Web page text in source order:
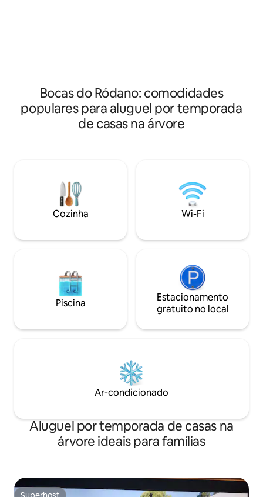
e terraço.Bocas do Ródano: comodidades
populares para aluguel por temporada
de casas na árvore
Cozinha Wi-Fi
Piscina
Estacionamento
gratuito no local
Ar-condicionado
Aluguel por temporada de casas na
árvore ideais para famílias